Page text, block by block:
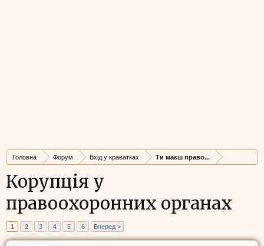
Головна Форум Вхід у краватках Ти маєш право...
Корупція у
правоохоронних органах
1 2 3 4 5 6 Вперед >